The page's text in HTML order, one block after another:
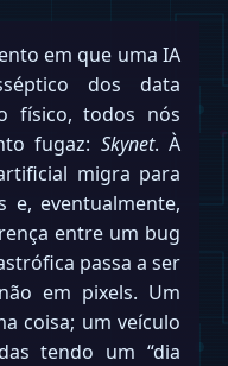
em que uma IA
dos data
físico, todos nós
fugaz: Skynet. À
migra para
e, eventualmente,
entre um bug
passa a ser
em pixels. Um
coisa; um veículo
tendo um “dia